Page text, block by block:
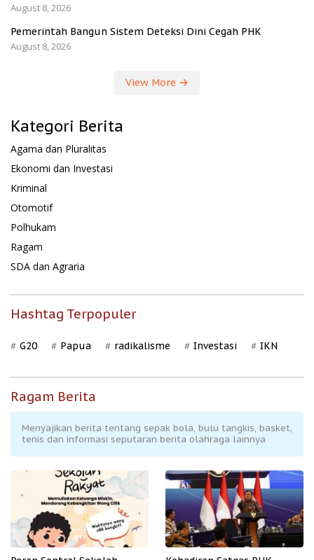
August 8, 2026
Pemerintah Bangun Sistem Deteksi Dini Cegah PHK
August 8, 2026
View More
Kategori Berita
Agama dan Pluralitas
Ekonomi dan Investasi
Kriminal
Otomotif
Polhukam
Ragam
SDA dan Agraria
Hashtag Terpopuler
G20 Papua radikalisme Investasi IKN
Ragam Berita
Menyajikan berita tentang sepak bola, bulu tangkis, basket,
tenis dan informasi seputaran berita olahraga lainnya